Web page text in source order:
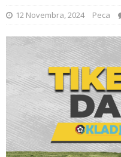
12 Novembra, 2024 Peca